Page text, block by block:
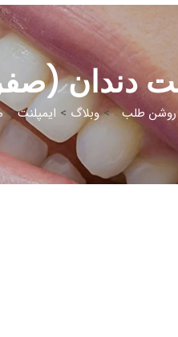
(صفر تا 100) +
روشن طلب >وبلاگ > ایمپلنت>